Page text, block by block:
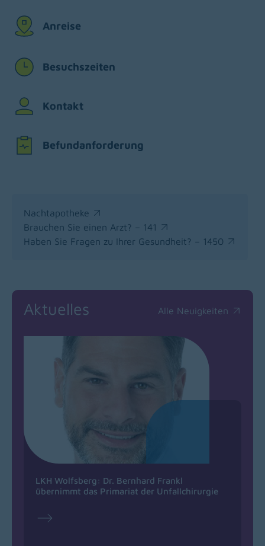
Anreise
Besuchszeiten
Kontakt
Befundanforderung
Nachtapotheke
(opens in a new window)
Brauchen Sie einen Arzt? – 141
(opens in a new window)
Haben Sie Fragen zu Ihrer Gesundheit? – 1450
(opens in a new window)
Aktuelles Alle Neuigkeiten
(opens in a new
LKH Wolfsberg: Dr. Bernhard Frankl
übernimmt das Primariat der Unfallchirurgie